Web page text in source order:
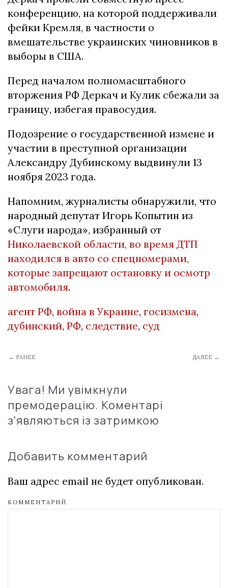
конференцию, на которой поддерживали
фейки Кремля, в частности о
вмешательстве украинских чиновников в
выборы в США.
Перед началом полномасштабного
вторжения РФ Деркач и Кулик сбежали за
границу, избегая правосудия.
Подозрение о государственной измене и
участии в преступной организации
Александру Дубинскому выдвинули 13
ноября 2023 года.
Напомним, журналисты обнаружили, что
народный депутат Игорь Копытин из
«Слуги народа», избранный от
Николаевской области, во время ДТП
находился в авто со спецномерами,
которые запрещают остановку и осмотр
автомобиля.
агент РФ, война в Украине, госизмена,
дубинский, РФ, следствие, суд
← РАНЕЕ ДАЛЕЕ →
Увага! Ми увімкнули
премодерацію. Коментарі
з'являються із затримкою
Добавить комментарий
Ваш адрес email не будет опубликован.
КОММЕНТАРИЙ